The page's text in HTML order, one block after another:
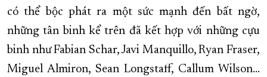
có thể bộc phát ra một sức mạnh đến bất ngờ,
những tân binh kể trên đã kết hợp với những cựu
binh như Fabian Schar, Javi Manquillo, Ryan Fraser,
Miguel Almiron, Sean Longstaff, Callum Wilson…